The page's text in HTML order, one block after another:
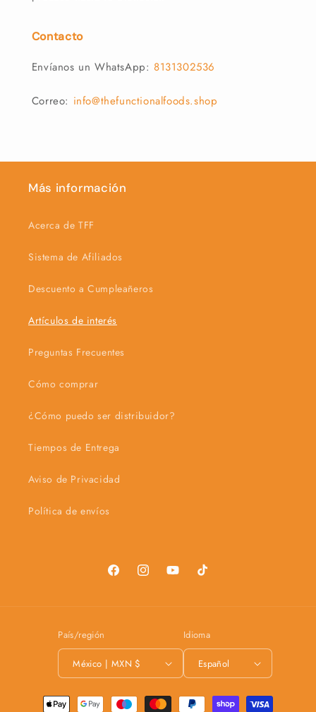
Contacto
Envíanos un WhatsApp: 8131302536
Correo: info@thefunctionalfoods.shop
Más información
Acerca de TFF
Sistema de Afiliados
Descuento a Cumpleañeros
Artículos de interés
Preguntas Frecuentes
Cómo comprar
¿Cómo puedo ser distribuidor?
Tiempos de Entrega
Aviso de Privacidad
Política de envíos
FacebookInstagramYouTubeTikTok
País/región
México | MXN $
Idioma
Español
Formas